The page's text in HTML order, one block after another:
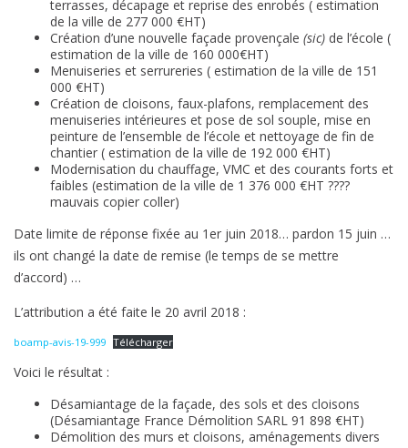
terrasses, décapage et reprise des enrobés ( estimation
de la ville de 277 000 €HT)
Création d’une nouvelle façade provençale (sic) de l’école (
estimation de la ville de 160 000€HT)
Menuiseries et serrureries ( estimation de la ville de 151
000 €HT)
Création de cloisons, faux-plafons, remplacement des
menuiseries intérieures et pose de sol souple, mise en
peinture de l’ensemble de l’école et nettoyage de fin de
chantier ( estimation de la ville de 192 000 €HT)
Modernisation du chauffage, VMC et des courants forts et
faibles (estimation de la ville de 1 376 000 €HT ????
mauvais copier coller)
Date limite de réponse fixée au 1er juin 2018… pardon 15 juin …
ils ont changé la date de remise (le temps de se mettre
d’accord) …
L’attribution a été faite le 20 avril 2018 :
boamp-avis-19-999 Télécharger
Voici le résultat :
Désamiantage de la façade, des sols et des cloisons
(Désamiantage France Démolition SARL 91 898 €HT)
Démolition des murs et cloisons, aménagements divers